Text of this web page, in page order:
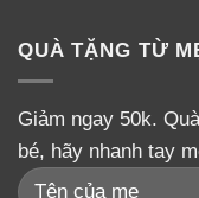
QUÀ TẶNG TỪ
Giảm ngay 50k.
bé, hãy nhanh tay